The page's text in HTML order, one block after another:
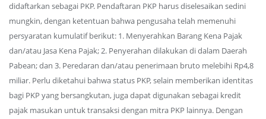
didaftarkan sebagai PKP. Pendaftaran PKP harus diselesaikan sedini
mungkin, dengan ketentuan bahwa pengusaha telah memenuhi
persyaratan kumulatif berikut: 1. Menyerahkan Barang Kena Pajak
dan/atau Jasa Kena Pajak; 2. Penyerahan dilakukan di dalam Daerah
Pabean; dan 3. Peredaran dan/atau penerimaan bruto melebihi Rp4,8
miliar. Perlu diketahui bahwa status PKP, selain memberikan identitas
bagi PKP yang bersangkutan, juga dapat digunakan sebagai kredit
pajak masukan untuk transaksi dengan mitra PKP lainnya. Dengan